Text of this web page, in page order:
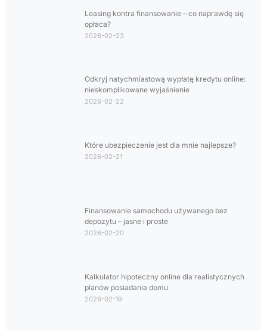
Leasing kontra finansowanie – co naprawdę się
opłaca?
2026-02-23
Odkryj natychmiastową wypłatę kredytu online:
nieskomplikowane wyjaśnienie
2026-02-22
Które ubezpieczenie jest dla mnie najlepsze?
2026-02-21
Finansowanie samochodu używanego bez
depozytu – jasne i proste
2026-02-20
Kalkulator hipoteczny online dla realistycznych
planów posiadania domu
2026-02-19